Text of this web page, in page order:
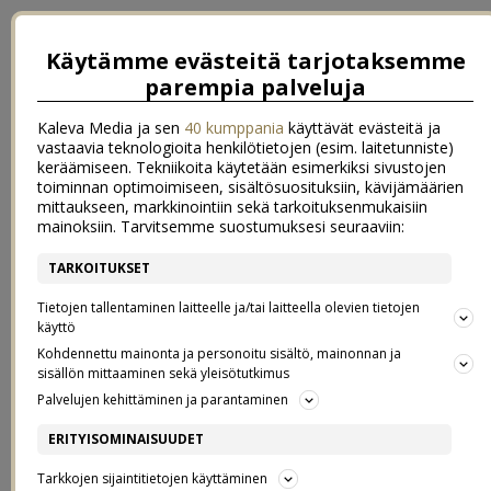
{ happy valentine’s day }
{ LOOKING FOR A PLACE CALLED
HOME }
Käytämme evästeitä tarjotaksemme
parempia palveluja
Kaleva Media ja sen 40 kumppania käyttävät evästeitä ja
vastaavia teknologioita henkilötietojen (esim. laitetunniste)
keräämiseen. Tekniikoita käytetään esimerkiksi sivustojen
toiminnan optimoimiseen, sisältösuosituksiin, kävijämäärien
mittaukseen, markkinointiin sekä tarkoituksenmukaisiin
mainoksiin. Tarvitsemme suostumuksesi seuraaviin:
TARKOITUKSET
Tietojen tallentaminen laitteelle ja/tai laitteella olevien tietojen
käyttö
Kohdennettu mainonta ja personoitu sisältö, mainonnan ja
sisällön mittaaminen sekä yleisötutkimus
Palvelujen kehittäminen ja parantaminen
ERITYISOMINAISUUDET
Tarkkojen sijaintitietojen käyttäminen